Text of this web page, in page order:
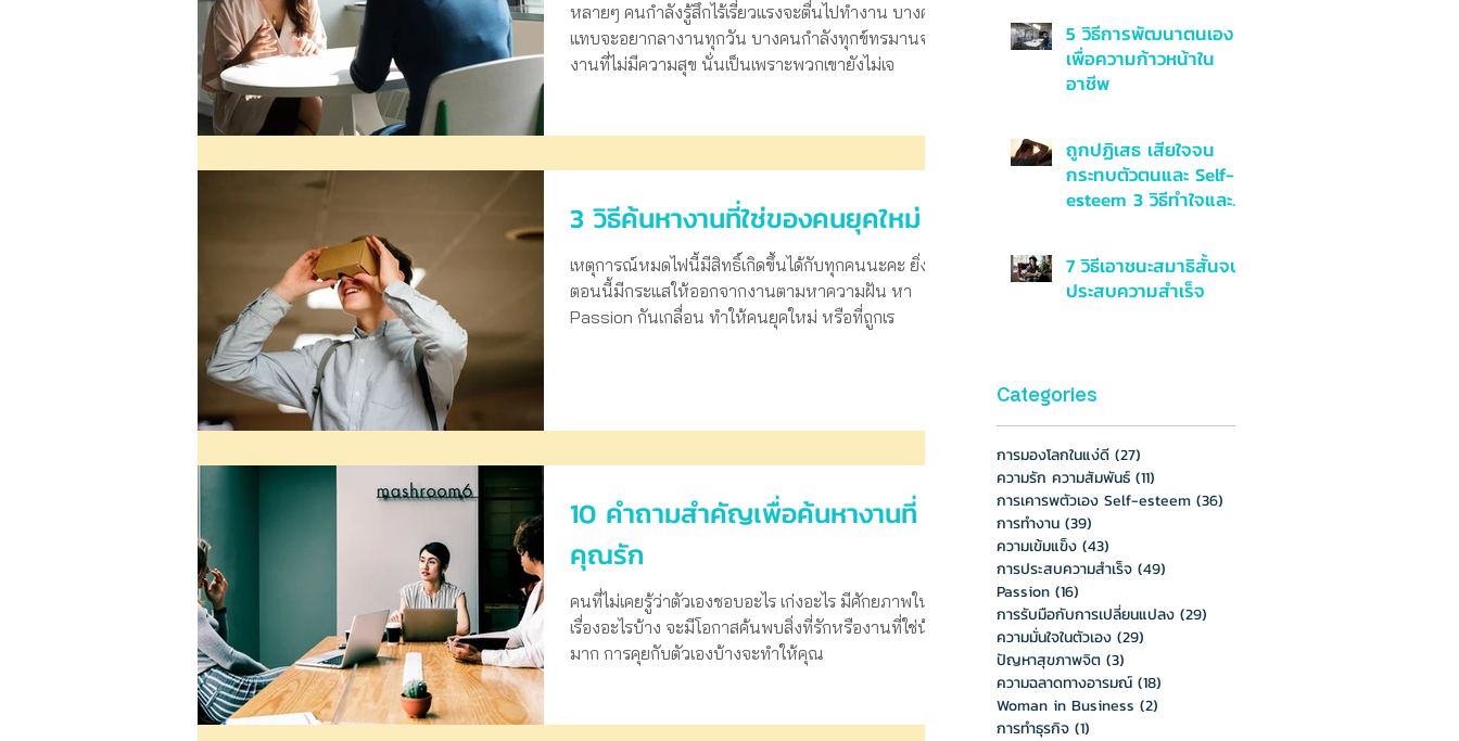
หลายๆ คนกำลังรู้สึกไร้เรี่ยวแรงจะตื่นไปทำงาน บางคน
แทบจะอยากลางานทุกวัน บางคนกำลังทุกข์ทรมานจาก
งานที่ไม่มีความสุข นั่นเป็นเพราะพวกเขายังไม่เจ
3 วิธีค้นหางานที่ใช่ของคนยุคใหม่
เหตุการณ์หมดไฟนี้มีสิทธิ์เกิดขึ้นได้กับทุกคนนะคะ ยิ่ง
ตอนนี้มีกระแสให้ออกจากงานตามหาความฝัน หา
Passion กันเกลื่อน ทำให้คนยุคใหม่ หรือที่ถูกเร
10 คำถามสำคัญเพื่อค้นหางานที่
คุณรัก
คนที่ไม่เคยรู้ว่าตัวเองชอบอะไร เก่งอะไร มีศักยภาพใน
เรื่องอะไรบ้าง จะมีโอกาสค้นพบสิ่งที่รักหรืองานที่ใช่น้อย
มาก การคุยกับตัวเองบ้างจะทำให้คุณ
5 วิธีการพัฒนาตนเอง
เพื่อความก้าวหน้าใน
อาชีพ
ถูกปฏิเสธ เสียใจจน
กระทบตัวตนและ Self-
esteem 3 วิธีทำใจและ
7 วิธีเอาชนะสมาธิสั้นจน
ประสบความสำเร็จ
Categories
การมองโลกในแง่ดี (27)
ความรัก ความสัมพันธ์ (11)
การเคารพตัวเอง Self-esteem (36)
การทำงาน (39)
ความเข้มแข็ง (43)
การประสบความสำเร็จ (49)
Passion (16)
การรับมือกับการเปลี่ยนแปลง (29)
ความมั่นใจในตัวเอง (29)
ปัญหาสุขภาพจิต (3)
ความฉลาดทางอารมณ์ (18)
Woman in Business (2)
การทำธุรกิจ (1)